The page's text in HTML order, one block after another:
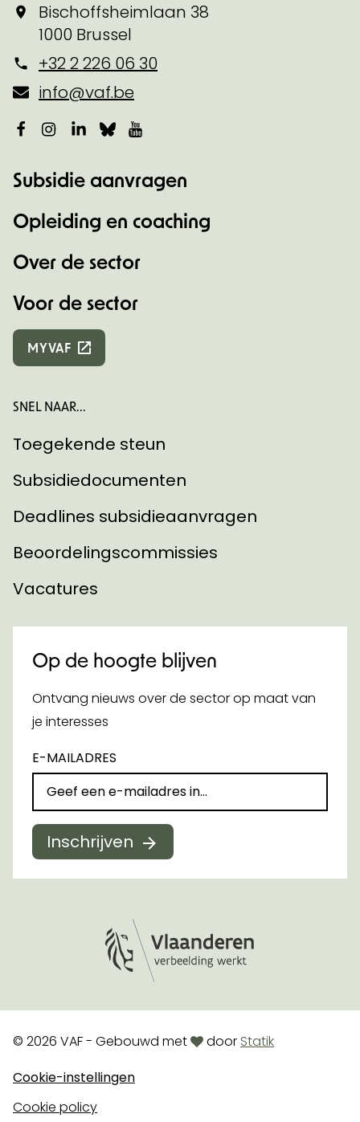
Bischoffsheimlaan 38
1000 Brussel
+32 2 226 06 30
info@vaf.be
Facebook
Instagram
LinkedIn
Bluesky
Subsidie aanvragen
Opleiding en coaching
Over de sector
Voor de sector
MYVAF
SNEL NAAR...
Toegekende steun
Subsidiedocumenten
Deadlines subsidieaanvragen
Beoordelingscommissies
Vacatures
Op de hoogte blijven
Ontvang nieuws over de sector op maat van
je interesses
E-MAILADRES
Inschrijven
© 2026 VAF - Gebouwd metlovedoor Statik
Cookie-instellingen
Cookie policy